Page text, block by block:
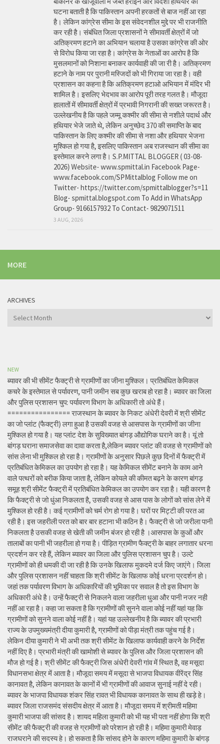
घटना बताती है कि पाकिस्तान अपनी हरकतों से बाज नहीं आ रहा
है। लेकिन कांग्रेस सीमा के इस संवेदनशील मुद्दे पर भी राजनीति
कर रही है। संबंधित जिला प्रशासनों ने सीमावर्ती क्षेत्रों में जो
अतिक्रमण हटाने का अभियान चलाया है उसका कांग्रेस की ओर
से विरोध किया जा रहा है। कांग्रेस के नेताओं का आरोप है कि
मुसलमानों को निशाना बनाकर कार्यवाही की जा री है। अतिक्रमण
हटाने के नाम पर पुरानी मस्जिदों को भी गिराया जा रहा है। वही
प्रशासन का कहना है कि अतिक्रमण हटाओ अभियान में मंदिर भी
शामिल है। इसलिए भेदभाव का आरोप पूरी तरह गलत है। मौजूदा
हालातों में सीमावर्ती क्षेत्रों में प्रभावी निगरानी की सख्त जरूरत है।
उल्लेखनीय है कि पहले जम्मू कश्मीर की सीमा से नशीले पदार्थ और
हथियार भेजे जाते थे, लेकिन अनुच्छेद 370 की समाप्ति के बाद
पाकिस्तान के लिए कश्मीर की सीमा से नशा और हथियार भेजना
मुश्किल हो गया है, इसलिए पाकिस्तान अब राजस्थान की सीमा का
इस्तेमाल करने लगा है। S.P.MITTAL BLOGGER ( 03-08-
2026) Website- www.spmittal.in Facebook Page-
www.facebook.com/SPMittalblog Follow me on
Twitter- https://twitter.com/spmittalblogger?s=11
Blog- spmittal.blogspot.com To Add in WhatsApp
Group- 9166157932 To Contact- 9829071511
3 AUG, 2026
MORE
ARCHIVES
Archives
NEW
ब्यावर की भी सीमेंट फैक्ट्री से ग्रामीणों का जीना मुश्किल। प्रतिबंधित केमिकल
कचरे के इस्तेमाल से पर्यावरण, पानी जमीन सब कुछ खराब हो रहा है। ब्यावर का जिला
और पुलिस प्रशासन चुप: पर्यावरण विभाग के अधिकारी तो अंधे हैं।
================ राजस्थान के ब्यावर के निकट अंधेरी देवरी में श्री सीमेंट
का जो प्लांट (फैक्ट्री) लगा हुआ है उसकी वजह से आसपास के ग्रामीणों का जीना
मुश्किल हो गया है। यह प्लांट देश के सुविख्यात बांगड़ औद्योगिक घराने का है। यूं तो
बांगड़ घराना समाजसेवा का दावा करता है,लेकिन ब्यावर प्लांट की वजह से ग्रामीणों को
सांस लेना भी मुश्किल हो रहा है। ग्रामीणों के अनुसार पिछले कुछ दिनों में फैक्ट्री में
प्रतिबंधित केमिकल का उपयोग हो रहा है। यह केमिकल सीमेंट बनाने के काम आने
वाले पत्थरों को बरीक किया जाता है, लेकिन कोयले की कीमत बढ़ने के कारण बांगड़
समूह श्री सीमेंट फैक्ट्री में प्रतिबंधित केमिकल का उपयोग कर रहा है। यही कारण है
कि फैक्ट्री से जो धुंआ निकलता है, उसकी वजह से आस पास के लोगों को सांस लेने में
मुश्किल हो रही है। कई ग्रामीणों को चर्म रोग हो गया है। घरों पर मिट्टी की परत आ
रही है। इस जहरीली परत को बार बार हटाना भी कठिन है। फैक्ट्री से जो जरीला पानी
निकलता है उसकी वजह से खेती की जमीन बंजर हो रही है ।आसपास के कुओं और
तालाबों का पानी भी जहरीला हो गया है। पीड़ित ग्रामीण फैक्ट्री के बाहर लगातार धरना
प्रदर्शन कर रहे हैं, लेकिन ब्यावर का जिला और पुलिस प्रशासन चुप है। उल्टे
ग्रामीणों को ही धमकी दी जा रही है कि उनके खिलाफ मुकदमे दर्ज किए जाएंगे। जिला
और पुलिस प्रशासन नहीं चाहता कि श्री सीमेंट के खिलाफ कोई धरना प्रदर्शन हो।
जहां तक पर्यावरण विभाग के अधिकारियों की भूमिका पर सवाल है तो इस विभाग के
अधिकारी अंधे है। उन्हें फैक्ट्री से निकलने वाला जहरीला धुआ और पानी नजर नही
नहीं आ रहा है। कहा जा सकता है कि ग्रामीणों की सुनने वाला कोई नहीं यहां यह कि
ग्रामीणों को सुनने वाला कोई नहीं है। यहां यह उल्लेखनीय है कि ब्यावर की प्रभारी
राज्य के उपमुख्यमंत्री दीया कुमारी है, ग्रामीणों को पीड़ा मंत्री तक पहुंच गई है।
लेकिन दीया कुमारी ने भी अभी तक श्री सीमेंट के खिलाफ कार्यवाही करने के निर्देश
नहीं दिए है। प्रभारी मंत्री की खामोशी से ब्यावर के पुलिस और जिला प्रशासन की
मौज हो गई है। श्री सीमेंट की फैक्ट्री जिस अंधेरी देवरी गांव में स्थित है, वह मसूदा
विधानसभा क्षेत्र में आता है। मौजूदा समय में मसूदा से भाजपा विधायक वीरेंद्र सिंह
कानावत है, लेकिन कानावत के कानों में भी ग्रामीणों की आवाज सुनाई नहीं दे रही।
ब्यावर के भाजपा विधायक शंकर सिंह रावत भी विधायक कानावत के साथ ही खड़े हे।
ब्यावर जिला राजसमंद संसदीय क्षेत्र में आता है। मौजूदा समय में श्रीमती महिमा
कुमारी भाजपा की सांसद है। शायद महिला कुमारी को भी यह भी पता नहीं होगा कि श्री
सीमेंट की फैक्ट्री की वजह से ग्रामीणों को परेशान हो रही है। महिमा कुमारी मेवाड़
राजघराने की सदस्य हे। हो सकता है कि सांसद होने के कारण महिमा कुमारी के बांगड़